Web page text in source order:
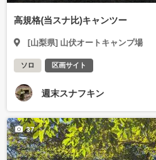
高規格(当スナ比)キャンツー
[山梨県] 山伏オートキャンプ場
ソロ 区画サイト
週末スナフキン
37